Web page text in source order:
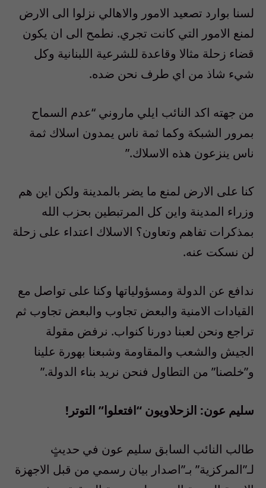
لسنا بوارد تصعيد الامور والاهالي نزلوا الى الارض
لمنع الامور التي كانت تجري. نطمح الى ان يكون
قضاء زحلة مثالا وقاعدة للشرعية اللبنانية وكل
شيء شاذ من اي طرف نحن ضده.
من جهته اكد النائب ايلي ماروني “عدم السماح
بمرور الشبكة وكما ثمة ناس يمدون اسلاك ثمة
ناس ينزعون هذه الاسلاك.”
كنا على الارض لمنع ما يضر بالمدينة ولكن اين هم
وزراء المدينة واين كل المرتبطين بحزب الله
بمذكرات تفاهم وتعاون؟ الاسلاك اعتداء على زحلة
لن نسكت عنه.
ندافع عن الدولة ومسؤولياتها وكنا على تواصل مع
القيادات الامنية والبعض تجاوب والبعض تجاوب ثم
تراجع ونحن لعبنا دورنا كنواب. نرفض مقولة
الجيش والشعب والمقاومة وشبعنا بهورة علينا
و”خلصنا” من التطاول فنحن نريد بناء الدولة.”
سليم عون: الزحلاويون “افتعلوا” التوتر!
طالب النائب السابق سليم عون في حديثٍ
لـ”المركزية” بـ”اصدار بيان رسمي من قبل الاجهزة